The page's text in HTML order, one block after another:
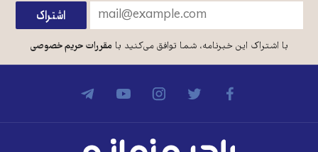
با اشتراک این خبرنامه، شما توافق می‌کنید بامقررات حریم خصوصی